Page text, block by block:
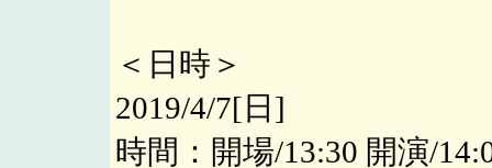
＜日時＞
2019/4/7[日]
時間：開場/13:30 開演/